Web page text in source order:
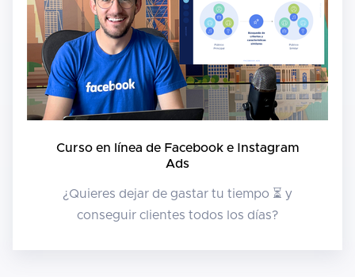
Curso en línea de Facebook e Instagram
Ads
¿Quieres dejar de gastar tu tiempo ⏳ y
conseguir clientes todos los días?